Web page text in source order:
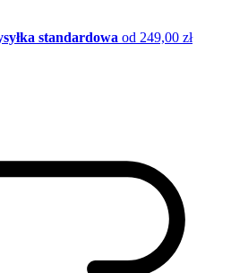
standardowa od 249,00 zł